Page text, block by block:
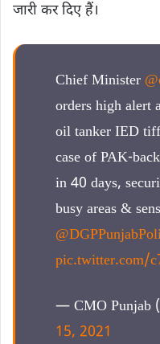
जारी कर दिए हैं।
Chief Minister
orders high alert
oil tanker IED
case of PAK-
in 40 days,
busy areas &
pic.twitter.com/
— CMO Punjab
15, 2021